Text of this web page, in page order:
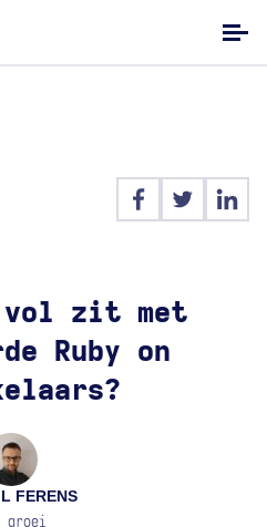
vol zit met
Ruby on
FERENS
groei